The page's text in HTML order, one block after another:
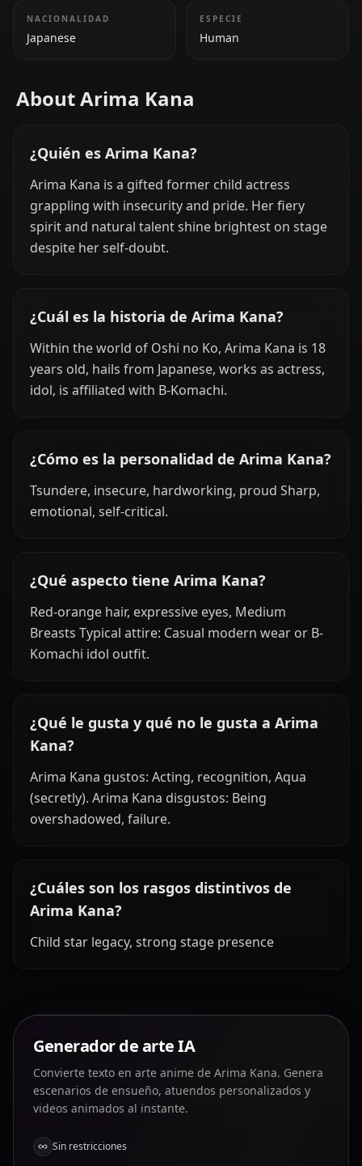
NACIONALIDAD
Japanese
ESPECIE
Human
About Arima Kana
¿Quién es Arima Kana?
Arima Kana is a gifted former child actress
grappling with insecurity and pride. Her fiery
spirit and natural talent shine brightest on stage
despite her self-doubt.
¿Cuál es la historia de Arima Kana?
Within the world of Oshi no Ko, Arima Kana is 18
years old, hails from Japanese, works as actress,
idol, is affiliated with B-Komachi.
¿Cómo es la personalidad de Arima Kana?
Tsundere, insecure, hardworking, proud Sharp,
emotional, self-critical.
¿Qué aspecto tiene Arima Kana?
Red-orange hair, expressive eyes, Medium
Breasts Typical attire: Casual modern wear or B-
Komachi idol outfit.
¿Qué le gusta y qué no le gusta a Arima
Kana?
Arima Kana gustos: Acting, recognition, Aqua
(secretly). Arima Kana disgustos: Being
overshadowed, failure.
¿Cuáles son los rasgos distintivos de
Arima Kana?
Child star legacy, strong stage presence
Generador de arte IA
Convierte texto en arte anime de Arima Kana. Genera
escenarios de ensueño, atuendos personalizados y
videos animados al instante.
Sin restricciones